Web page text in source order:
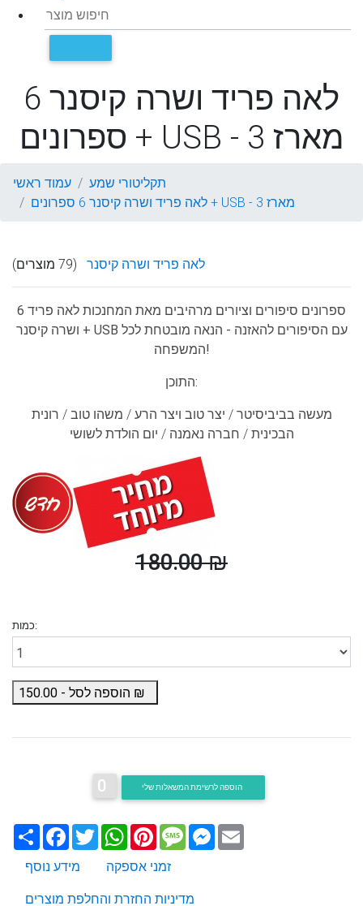
לאה פריד ושרה קיסנר 6
ספרונים + USB - מארז 3
עמוד ראשי
תקליטורי שמע
לאה פריד ושרה קיסנר 6 ספרונים + USB - מארז 3
לאה פריד ושרה קיסנר (79 מוצרים)
6 ספרונים סיפורים וציורים מרהיבים מאת המחנכות לאה פריד
ושרה קיסנר + USB עם הסיפורים להאזנה - הנאה מובטחת לכל
המשפחה!
התוכן:
מעשה בביביסיטר / יצר טוב ויצר הרע / משהו טוב / רונית
הבכינית / חברה נאמנה / יום הולדת לשושי
180.00 ₪
כמות:
הוספה לסל - 150.00
0
שתף Facebook
TwitterWhatsApp
PinterestMessageMessenger
מידע נוסף
זמני אספקה
מדיניות החזרת והחלפת מוצרים